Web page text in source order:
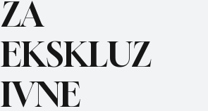
REC
ZA
EKSKLUZ
IVNE